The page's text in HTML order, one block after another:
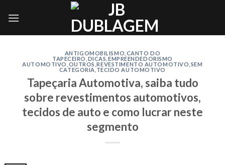
ANTIGOMOBILISMO CANTO DO
TAPECEIRO DICAS EMPREENDEDORISMO
AUTOMOTIVO OUTROS ,REVESTIMENTO AUTOMOTIVO SEM
CATEGORIA, TECIDO AUTOMOTIVO
Tapeçaria Automotiva, saiba tudo
sobre revestimentos automotivos,
tecidos de auto e como lucrar neste
segmento